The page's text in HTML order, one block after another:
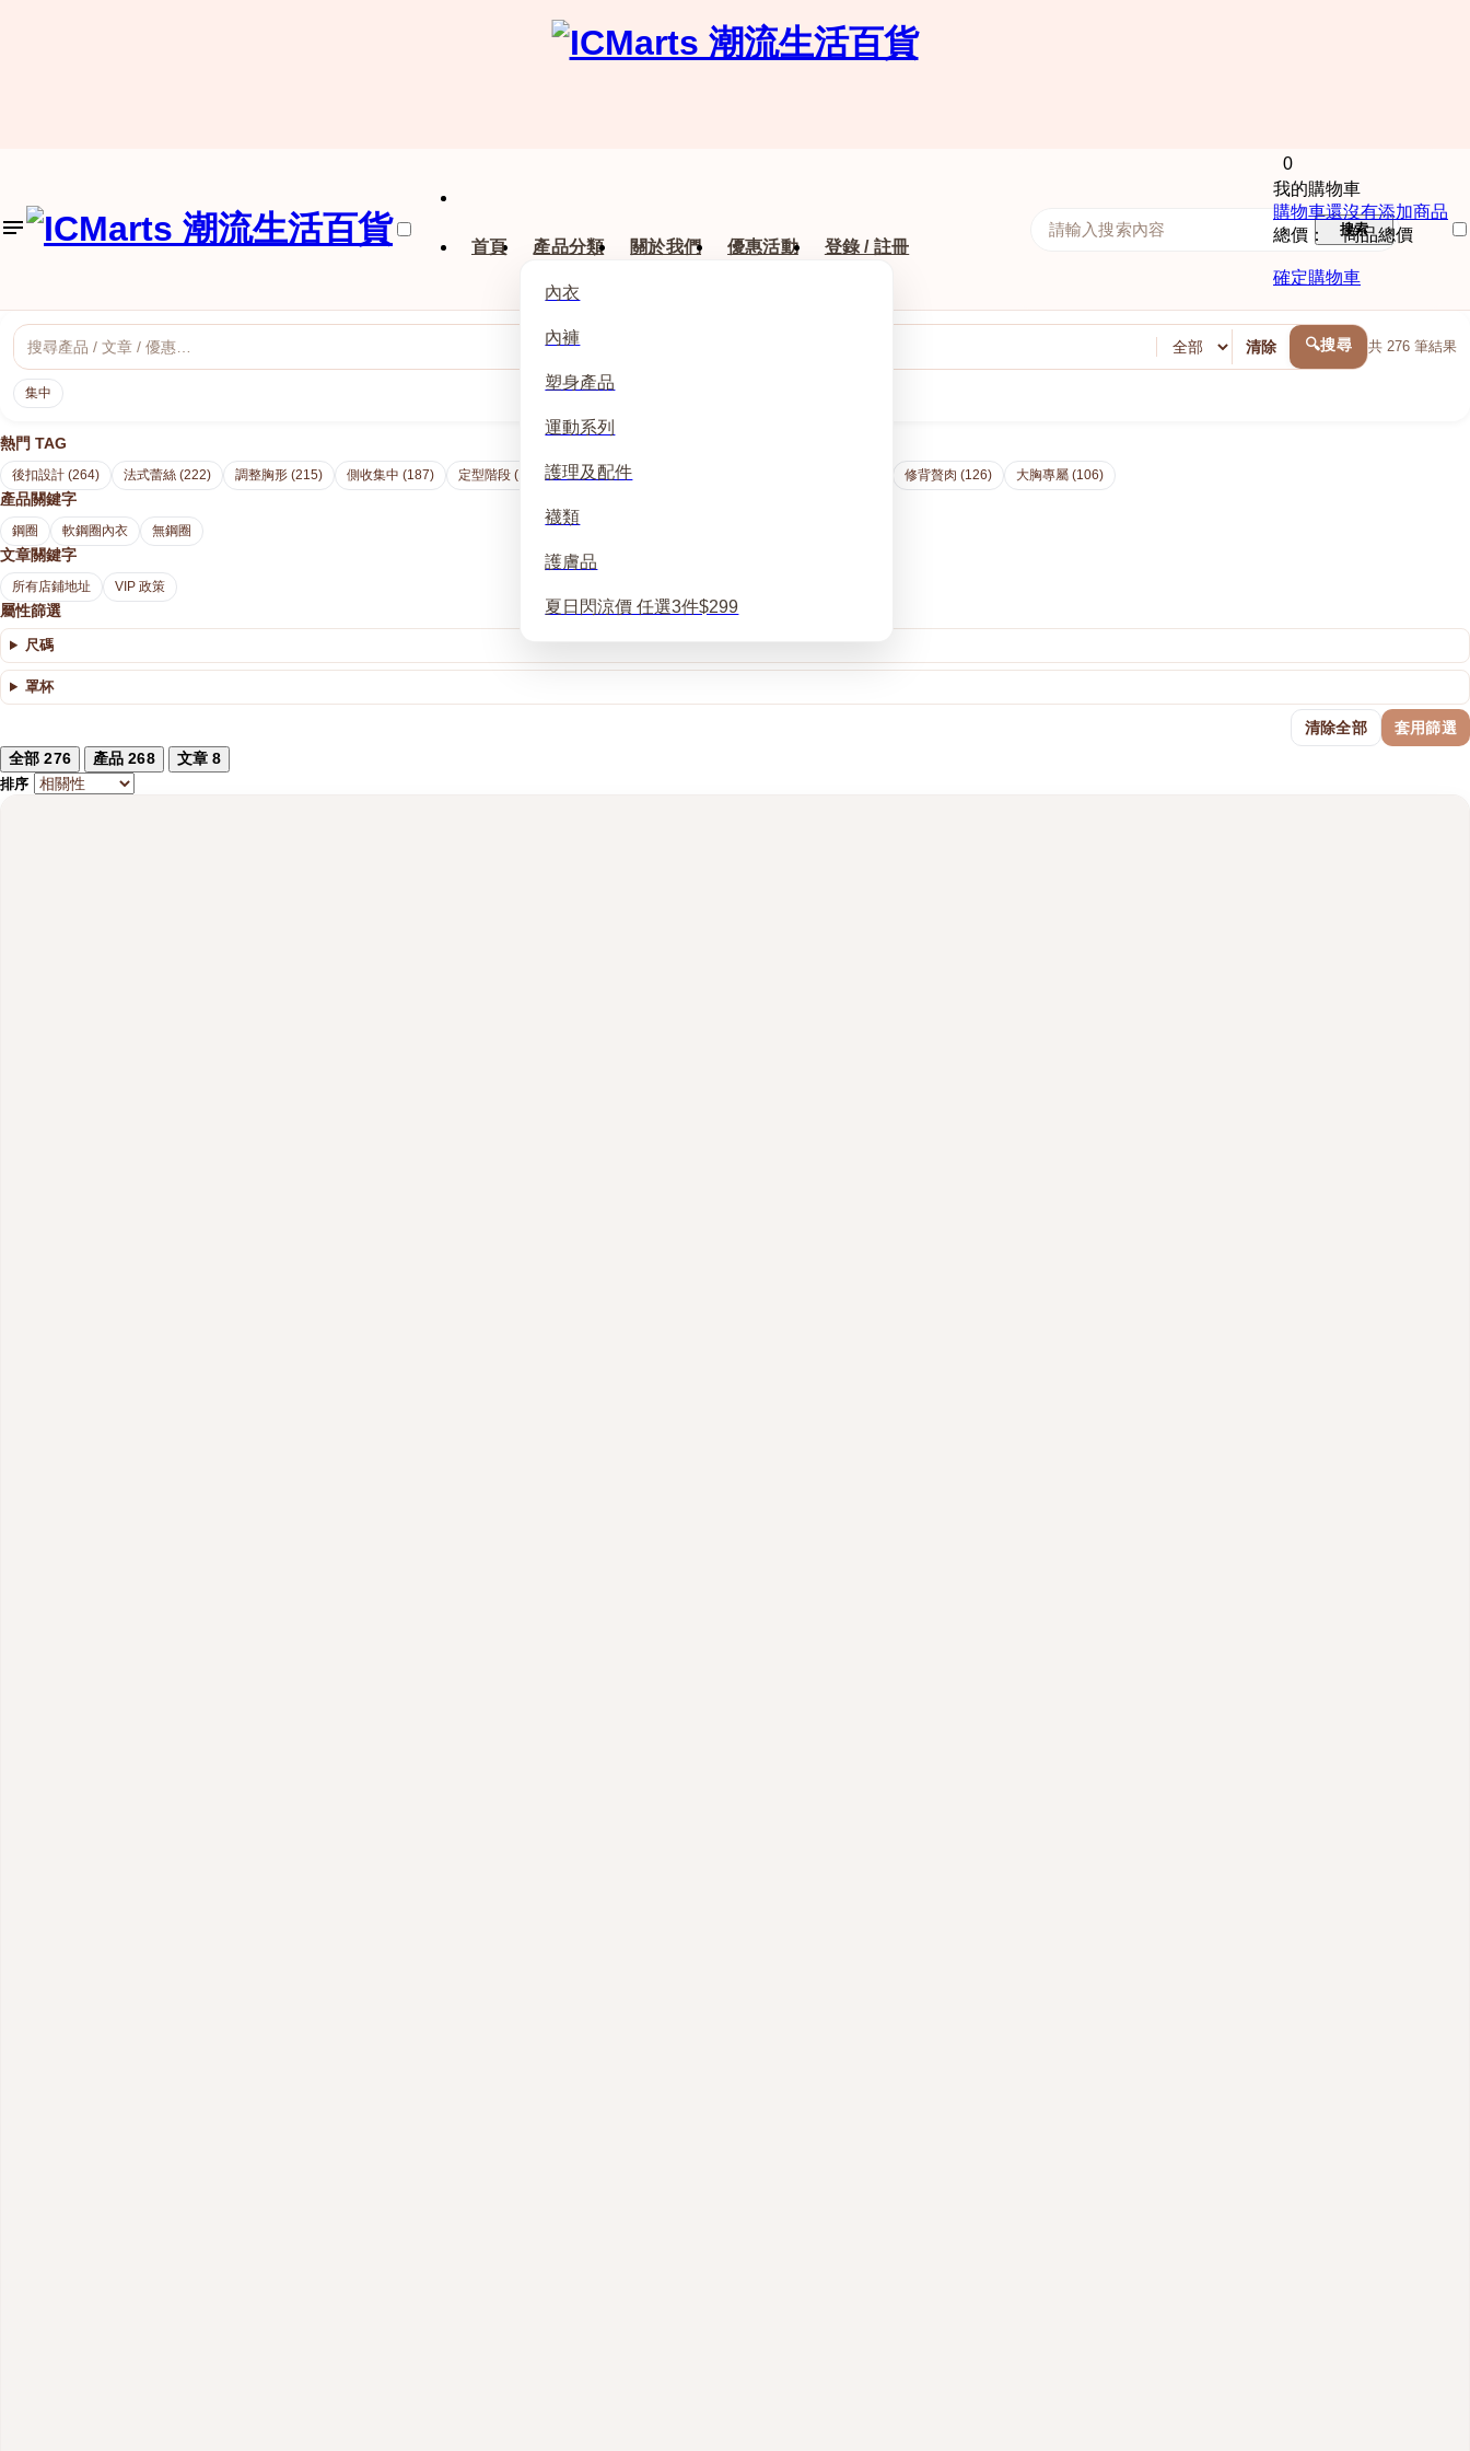
首頁 產品分類
內衣
內褲
塑身產品
運動系列
護理及配件
襪類
護膚品
夏日閃涼價 任選3件$299
關於我們 優惠活動 登錄 / 註冊
0
我的購物車
購物車還沒有添加商品
總價： 商品總價
確定購物車
搜索
清除 🔍搜尋 共 276 筆結果
集中
熱門 TAG
後扣設計 (264) 法式蕾絲 (222) 調整胸形 (215) 側收集中 (187) 定型階段 (175) 守護階段 (160) 修背贅肉 (126) 大胸專屬 (106)
產品關鍵字
鋼圈 軟鋼圈內衣 無鋼圈
文章關鍵字
所有店鋪地址 VIP 政策
屬性篩選
尺碼
罩杯
清除全部
套用篩選
全部276 產品268 文章8
排序